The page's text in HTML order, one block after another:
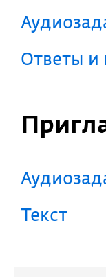
Ответы
Текст